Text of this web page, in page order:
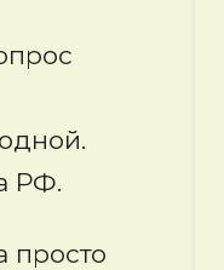
РФ.
просто